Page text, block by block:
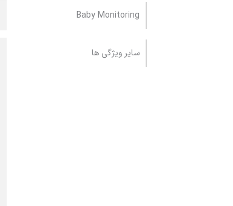
Baby Monitoring
سایر ویژگی ها